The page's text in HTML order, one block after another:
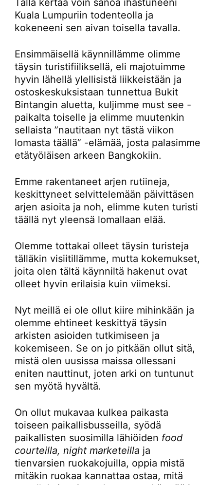
Tällä kertaa voin sanoa ihastuneeni
Kuala Lumpuriin todenteolla ja
kokeneeni sen aivan toisella tavalla.
Ensimmäisellä käynnillämme olimme
täysin turistifiiliksellä, eli majotuimme
hyvin lähellä ylellisistä liikkeistään ja
ostoskeskuksistaan tunnettua Bukit
Bintangin aluetta, kuljimme must see -
paikalta toiselle ja elimme muutenkin
sellaista ”nautitaan nyt tästä viikon
lomasta täällä” -elämää, josta palasimme
etätyöläisen arkeen Bangkokiin.
Emme rakentaneet arjen rutiineja,
keskittyneet selvittelemään päivittäsen
arjen asioita ja noh, elimme kuten turisti
täällä nyt yleensä lomallaan elää.
Olemme tottakai olleet täysin turisteja
tälläkin visiitillämme, mutta kokemukset,
joita olen tältä käynniltä hakenut ovat
olleet hyvin erilaisia kuin viimeksi.
Nyt meillä ei ole ollut kiire mihinkään ja
olemme ehtineet keskittyä täysin
arkisten asioiden tutkimiseen ja
kokemiseen. Se on jo pitkään ollut sitä,
mistä olen uusissa maissa ollessani
eniten nauttinut, joten arki on tuntunut
sen myötä hyvältä.
On ollut mukavaa kulkea paikasta
toiseen paikallisbusseilla, syödä
paikallisten suosimilla lähiöiden food
courteilla, night marketeilla ja
tienvarsien ruokakojuilla, oppia mistä
mitäkin ruokaa kannattaa ostaa, mitä